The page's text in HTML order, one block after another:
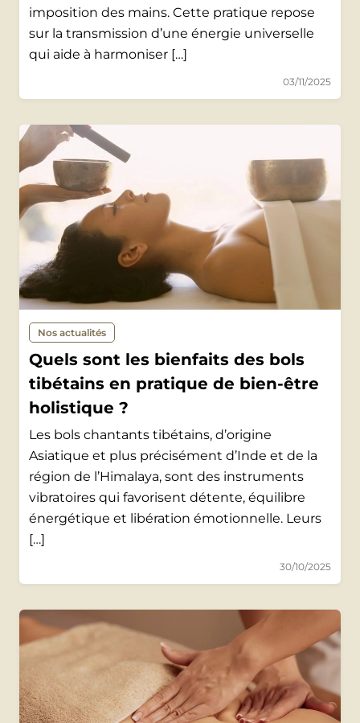
imposition des mains. Cette pratique repose
sur la transmission d’une énergie universelle
qui aide à harmoniser […]
03/11/2025
Nos actualités
Quels sont les bienfaits des bols
tibétains en pratique de bien-être
holistique ?
Les bols chantants tibétains, d’origine
Asiatique et plus précisément d’Inde et de la
région de l’Himalaya, sont des instruments
vibratoires qui favorisent détente, équilibre
énergétique et libération émotionnelle. Leurs
[…]
30/10/2025